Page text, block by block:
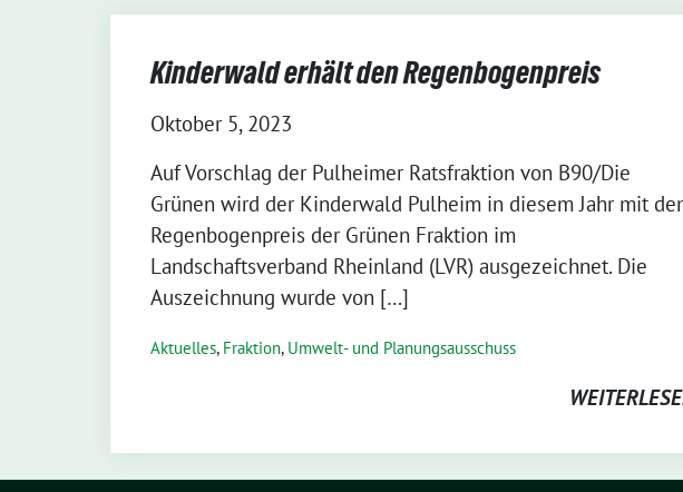
Kinderwald erhält den Regenbogenpreis
Oktober 5, 2023
Auf Vorschlag der Pulheimer Ratsfraktion von B90/Die
Grünen wird der Kinderwald Pulheim in diesem Jahr mit
Regenbogenpreis der Grünen Fraktion im
Landschaftsverband Rheinland (LVR) ausgezeichnet. Die
Auszeichnung wurde von […]
Aktuelles, Fraktion, Umwelt- und Planungsausschuss